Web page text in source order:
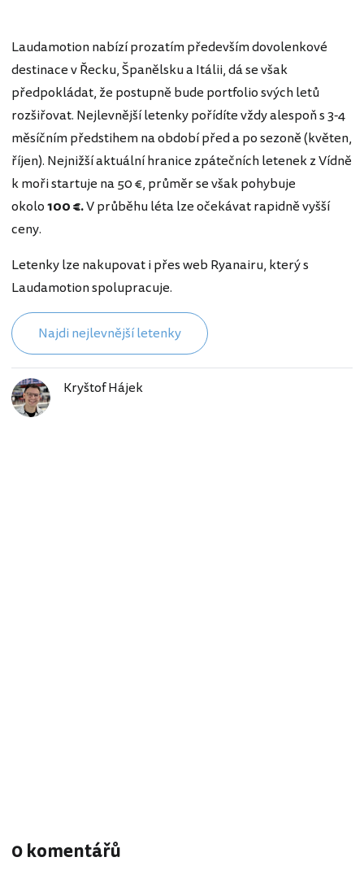
Laudamotion nabízí prozatím především dovolenkové
destinace v Řecku, Španělsku a Itálii, dá se však
předpokládat, že postupně bude portfolio svých letů
rozšiřovat. Nejlevnější letenky pořídíte vždy alespoň s 3-4
měsíčním předstihem na období před a po sezoně (květen,
říjen). Nejnižší aktuální hranice zpátečních letenek z Vídně
k moři startuje na 50 €, průměr se však pohybuje
okolo100 €.V průběhu léta lze očekávat rapidně vyšší
ceny.
Letenky lze nakupovat i přes web Ryanairu, který s
Laudamotion spolupracuje.
Najdi nejlevnější letenky
Kryštof Hájek
0 komentářů